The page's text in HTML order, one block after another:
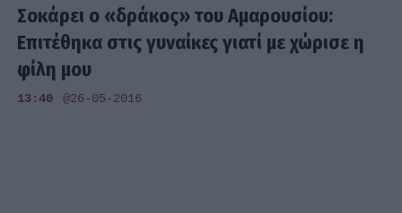
Σοκάρει ο «δράκος» του Αμαρουσίου:
Επιτέθηκα στις γυναίκες γιατί με χώρισε η
φίλη μου
13:40 @26-05-2016